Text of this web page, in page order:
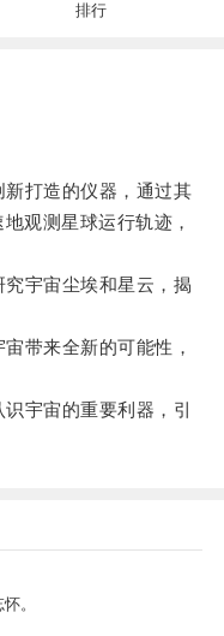
排行
打造的仪器，通过其
观测星球运行轨迹，
宇宙尘埃和星云，揭
带来全新的可能性，
宇宙的重要利器，引
。